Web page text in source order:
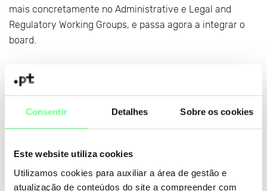
Consentir Detalhes Sobre os cookies
Este website utiliza cookies
Utilizamos cookies para auxiliar a área de gestão e
atualização de conteúdos do site a compreender com
mais concretamente no Administrative e Legal and
Regulatory Working Groups, e passa agora a integrar o
board.
A nossa participação no CENTR é fundamental uma vez
que nos permite estar na vanguarda das melhores
registrants, registrars e parceiros.
Saiba maisaqui